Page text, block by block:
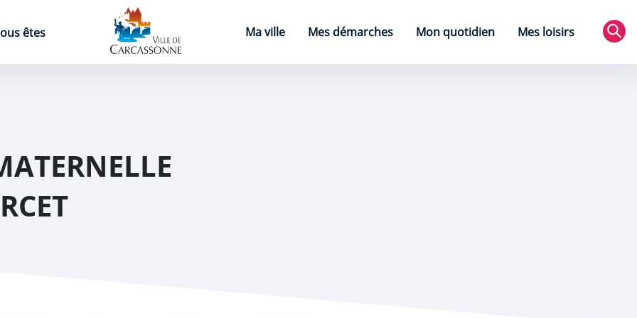
êtes
Page d'accueil
Ma ville
Mes démarches Mon quotidien
Mes loisirs